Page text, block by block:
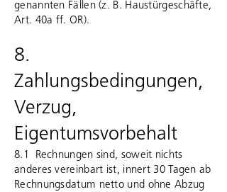
genannten Fällen (z. B. Haustürgeschäfte,
Art. 40a ff. OR).
8.
Zahlungsbedingungen,
Verzug,
Eigentumsvorbehalt
8.1 Rechnungen sind, soweit nichts
anderes vereinbart ist, innert 30 Tagen ab
Rechnungsdatum netto und ohne Abzug